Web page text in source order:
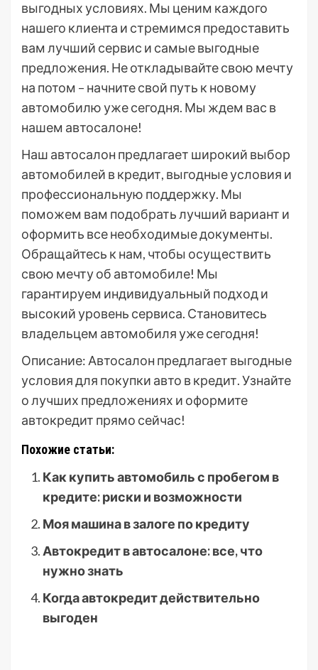
выгодных условиях. Мы ценим каждого
нашего клиента и стремимся предоставить
вам лучший сервис и самые выгодные
предложения. Не откладывайте свою мечту
на потом – начните свой путь к новому
автомобилю уже сегодня. Мы ждем вас в
нашем автосалоне!
Наш автосалон предлагает широкий выбор
автомобилей в кредит, выгодные условия и
профессиональную поддержку. Мы
поможем вам подобрать лучший вариант и
оформить все необходимые документы.
Обращайтесь к нам, чтобы осуществить
свою мечту об автомобиле! Мы
гарантируем индивидуальный подход и
высокий уровень сервиса. Становитесь
владельцем автомобиля уже сегодня!
Описание: Автосалон предлагает выгодные
условия для покупки авто в кредит. Узнайте
о лучших предложениях и оформите
автокредит прямо сейчас!
Похожие статьи:
Как купить автомобиль с пробегом в
кредите: риски и возможности
Моя машина в залоге по кредиту
Автокредит в автосалоне: все, что
нужно знать
Когда автокредит действительно
выгоден